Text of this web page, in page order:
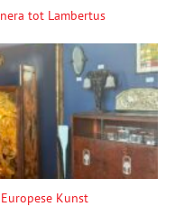
tot Lambertus
Kunst